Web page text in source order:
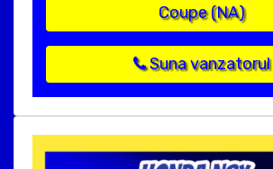
Coupe (NA)
Suna vanzatorul